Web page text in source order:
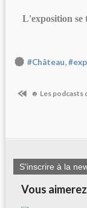
L'exposition se
#Château,
☻ Les podcasts
S'inscrire à la
Vous